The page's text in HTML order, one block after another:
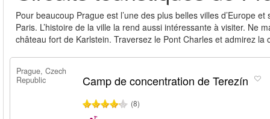
Pour beaucoup Prague est l’une des plus belles villes d’Europe
Paris. L’histoire de la ville la rend aussi intéressante à visiter. Ne
château fort de Karlstein. Traversez le Pont Charles et admirez
Prague, Czech
Republic
Camp de concentration de Terezín
(8)